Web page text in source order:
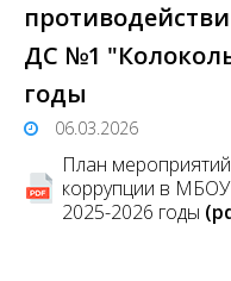
ДС №1
годы
06.03.2026
План
коррупции в
2025-2026 годы